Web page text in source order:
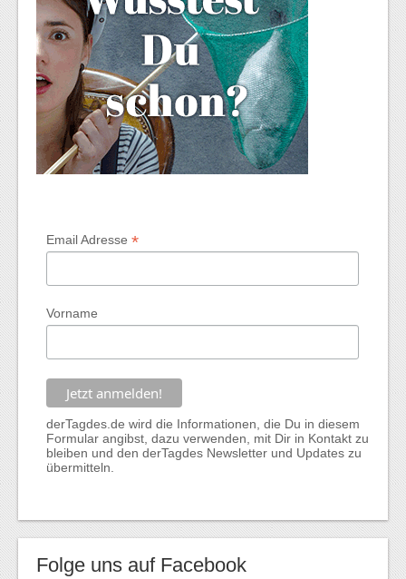
Email Adresse*
Vorname
derTagdes.de wird die Informationen, die Du in diesem
Formular angibst, dazu verwenden, mit Dir in Kontakt zu
bleiben und den derTagdes Newsletter und Updates zu
übermitteln.
Folge uns auf Facebook